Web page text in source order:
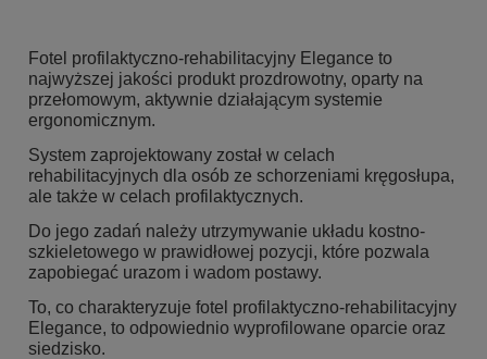
Fotel profilaktyczno-rehabilitacyjny Elegance to
najwyższej jakości produkt prozdrowotny, oparty na
przełomowym, aktywnie działającym systemie
ergonomicznym.
System zaprojektowany został w celach
rehabilitacyjnych dla osób ze schorzeniami kręgosłupa,
ale także w celach profilaktycznych.
Do jego zadań należy utrzymywanie układu kostno-
szkieletowego w prawidłowej pozycji, które pozwala
zapobiegać urazom i wadom postawy.
To, co charakteryzuje fotel profilaktyczno-rehabilitacyjny
Elegance, to odpowiednio wyprofilowane oparcie oraz
siedzisko.